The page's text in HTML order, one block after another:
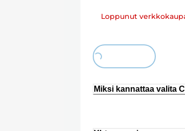
Loppunut
Loading...
Miksi kannattaa valita